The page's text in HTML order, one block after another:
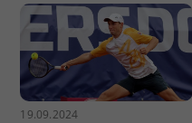
19.09.2024